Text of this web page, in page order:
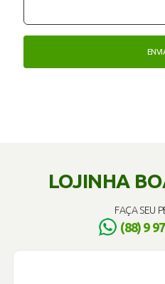
LOJINHA
FAÇA SEU
(88) 9